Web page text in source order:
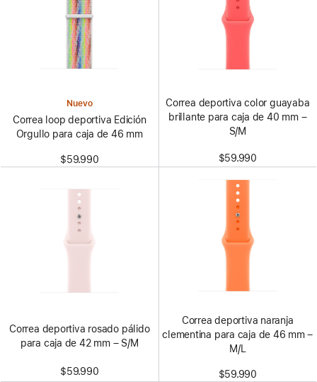
Nuevo
Correa loop deportiva Edición
Orgullo para caja de 46 mm
$59.990
Correa deportiva color guayaba
brillante para caja de 40 mm –
S/M
$59.990
Correa deportiva rosado pálido
para caja de 42 mm – S/M
$59.990
Correa deportiva naranja
clementina para caja de 46 mm –
M/L
$59.990